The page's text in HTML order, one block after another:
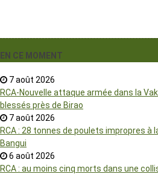
EN CE MOMENT
7 août 2026
RCA-Nouvelle attaque armée dans la
blessés près de Birao
7 août 2026
RCA : 28 tonnes de poulets impropres
Bangui
6 août 2026
RCA : au moins cinq morts dans une